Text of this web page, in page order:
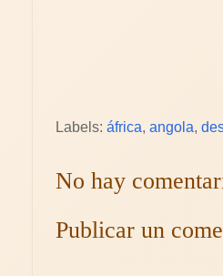
Labels: áfrica, angola,
No hay
Publicar un